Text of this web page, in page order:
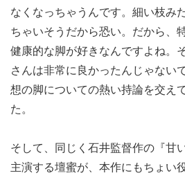
なくなっちゃうんです。細い枝み
ちゃいそうだから恐い。だから、
健康的な脚が好きなんですよね。
さんは非常に良かったんじゃない
想の脚についての熱い持論を交え
た。
そして、同じく石井監督作の『甘
主演する壇蜜が、本作にもちょい